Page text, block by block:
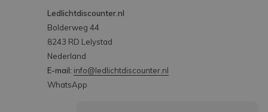
Ledlichtdiscounter.nl
Bolderweg 44
8243 RD Lelystad
Nederland
E-mail: info@ledlichtdiscounter.nl
WhatsApp